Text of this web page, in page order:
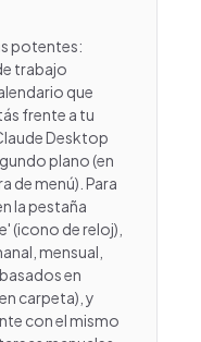
potentes:
trabajo
que
frente a tu
Desktop
plano (en
de menú). Para
la pestaña
(icono de reloj),
mensual,
en
carpeta), y
con el mismo